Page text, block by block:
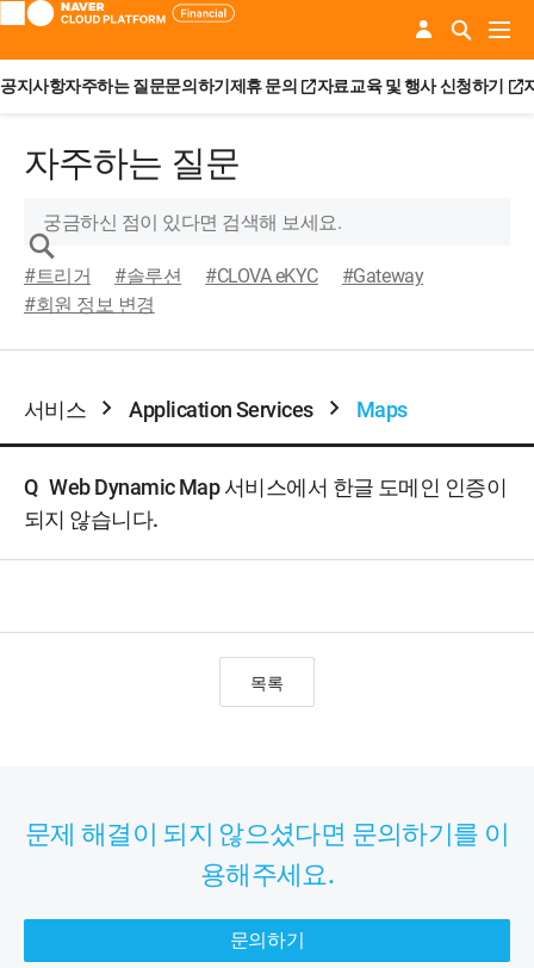
공지사항자주하는 질문문의하기 제휴 문의 자료교육 및 행사 신청하기
자주하는 질문
#트리거 #솔루션 #CLOVA eKYC
#Gateway
#회원 정보 변경
서비스 Application Services Maps
Q Web Dynamic Map 서비스에서 한글 도메인 인증이
되지 않습니다.
목록
문제 해결이 되지 않으셨다면 문의하기를 이
용해주세요.
문의하기